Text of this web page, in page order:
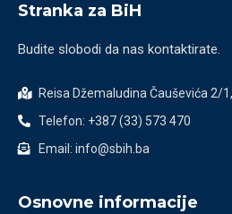
Stranka za BiH
Budite slobodi da nas kontaktirate.
Reisa Džemaludina Čauševića 2/
Telefon: +387 (33) 573 470
Email: info@sbih.ba
Osnovne informacije